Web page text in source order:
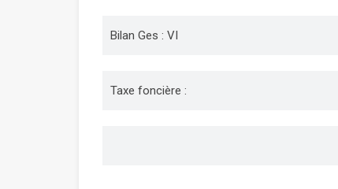
Bilan Ges : VI
Taxe foncière :